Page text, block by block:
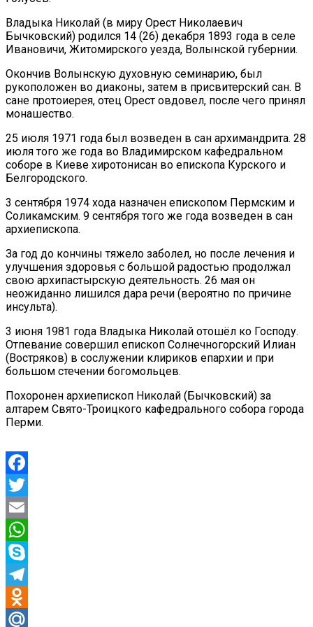
Владыка Николай (в миру Орест Николаевич
Бычковский) родился 14 (26) декабря 1893 года в селе
Ивановичи, Житомирского уезда, Волынской губернии.
Окончив Волынскую духовную семинарию, был
рукоположен во диаконы, затем в присвитерский сан. В
сане протоиерея, отец Орест овдовел, после чего принял
монашество.
25 июля 1971 года был возведен в сан архимандрита. 28
июля того же года во Владимирском кафедральном
соборе в Киеве хиротонисан во епископа Курского и
Белгородского.
3 сентября 1974 хода назначен епископом Пермским и
Соликамским. 9 сентября того же года возведен в сан
архиепископа.
За год до кончины тяжело заболел, но после лечения и
улучшения здоровья с большой радостью продолжал
свою архипастырскую деятельность. 26 мая он
неожиданно лишился дара речи (вероятно по причине
инсульта).
3 июня 1981 года Владыка Николай отошёл ко Господу.
Отпевание совершил епископ Солнечногорский Илиан
(Востряков) в сослужении клириков епархии и при
большом стечении богомольцев.
Похоронен архиепископ Николай (Бычковский) за
алтарем Свято-Троицкого кафедрального собора города
Перми.
Facebook
Twitter
Email
WhatsApp
Skype
Telegram
Odnoklassniki